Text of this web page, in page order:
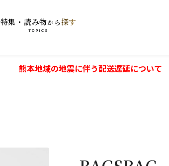
特集・読み物から 探す
TOPICS
熊本地域の地震に伴う配送遅延について